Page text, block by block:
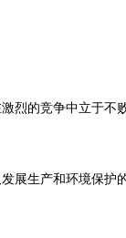
烈的竞争中立于不败
展生产和环境保护